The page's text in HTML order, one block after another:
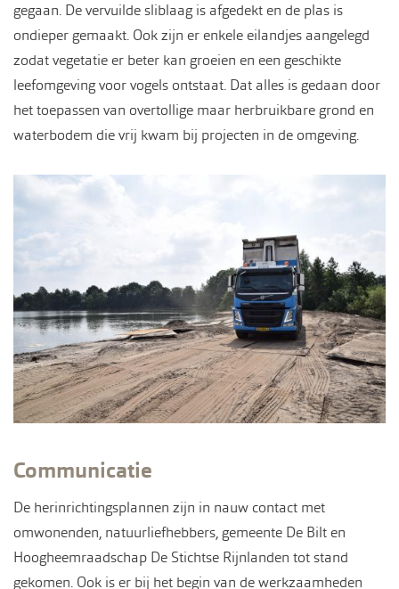
gegaan. De vervuilde sliblaag is afgedekt en de plas is
ondieper gemaakt. Ook zijn er enkele eilandjes aangelegd
zodat vegetatie er beter kan groeien en een geschikte
leefomgeving voor vogels ontstaat. Dat alles is gedaan door
het toepassen van overtollige maar herbruikbare grond en
waterbodem die vrij kwam bij projecten in de omgeving.
Communicatie
De herinrichtingsplannen zijn in nauw contact met
omwonenden, natuurliefhebbers, gemeente De Bilt en
Hoogheemraadschap De Stichtse Rijnlanden tot stand
gekomen. Ook is er bij het begin van de werkzaamheden